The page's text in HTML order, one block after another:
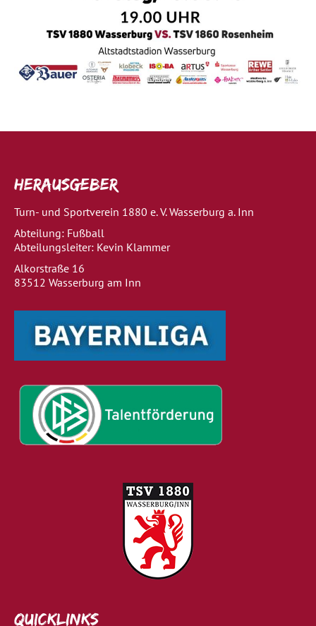
Herausgeber
Turn- und Sportverein 1880 e. V. Wasserburg a. Inn
Abteilung: Fußball
Abteilungsleiter: Kevin Klammer
Alkorstraße 16
83512 Wasserburg am Inn
Quicklinks